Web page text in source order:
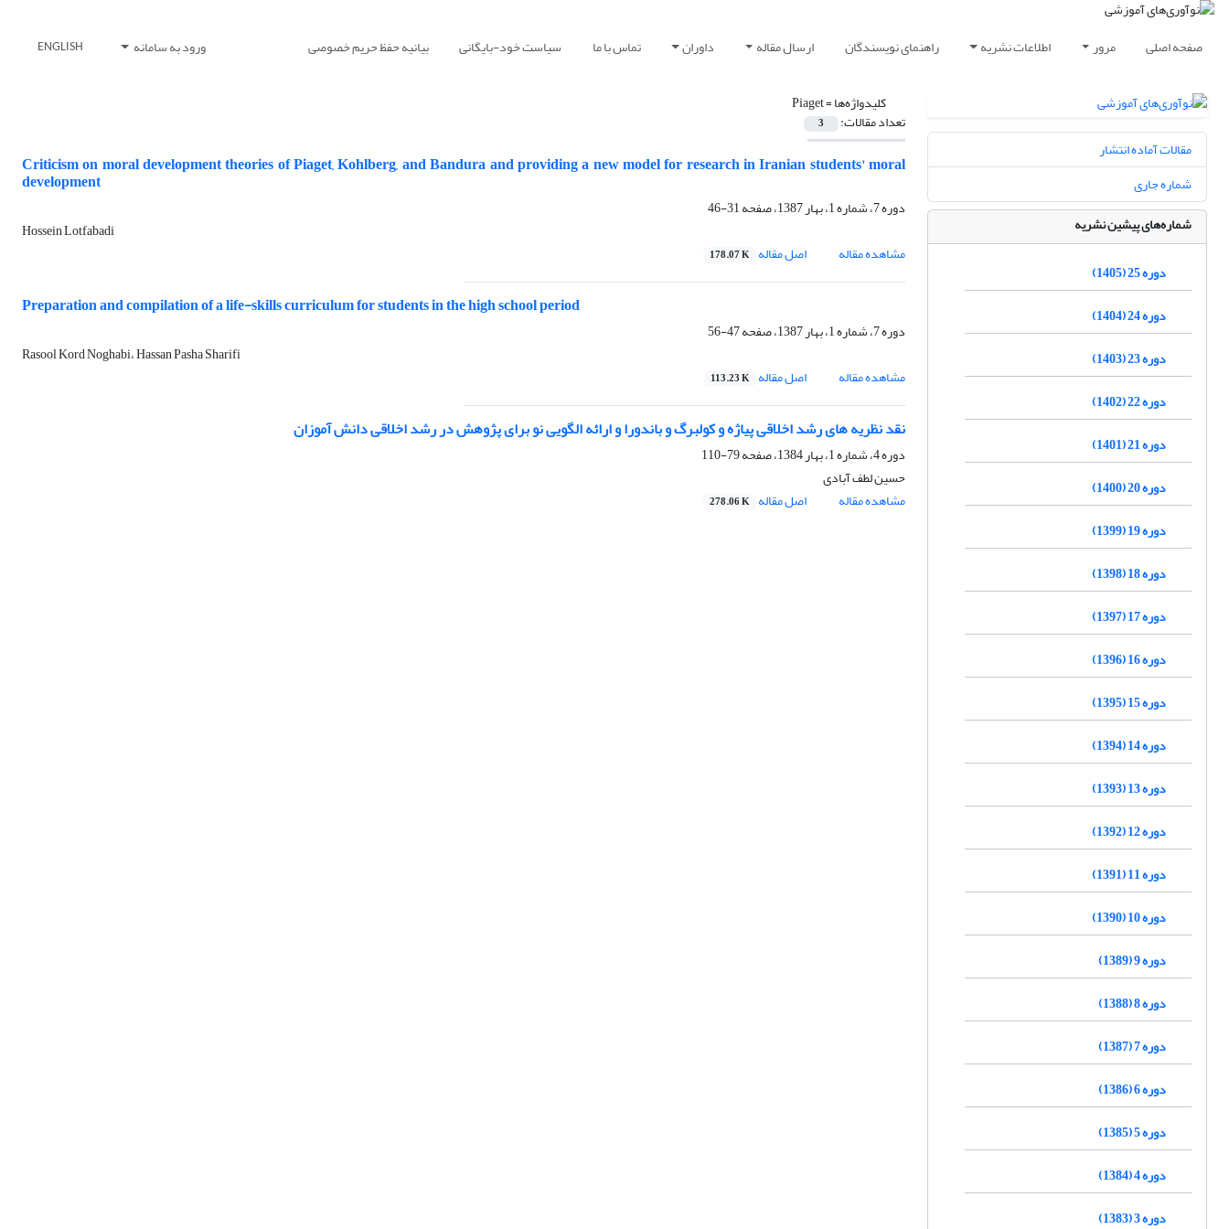
صفحه اصلی مرور اطلاعات نشریه راهنمای نویسندگان ارسال مقاله داوران تماس با ما سیاست خود-بایگانی بیانیه حفظ حریم خصوصی ورود به سامانه ENGLISH
کلیدواژه‌ها =Piaget
تعداد مقالات: 3
Criticism on moral development theories of Piaget, Kohlberg, and Bandura and providing a new model for research in Iranian students' moral
development
دوره 7، شماره 1، بهار 1387، صفحه
31-46
Hossein Lotfabadi
مشاهده مقاله
اصل مقاله 178.07 K
Preparation and compilation of a life-skills curriculum for students in the high school period
دوره 7، شماره 1، بهار 1387، صفحه
47-56
Rasool Kord Noghabi، Hassan Pasha Sharifi
مشاهده مقاله
اصل مقاله 113.23 K
نقد نظریه های رشد اخلاقی پیاژه و کولبرگ و باندورا و ارائه الگویی نو برای پژوهش در رشد اخلاقی دانش آموزان
دوره 4، شماره 1، بهار 1384، صفحه
79-110
حسین لطف آبادی
مشاهده مقاله
اصل مقاله 278.06 K
مقالات آماده انتشار
شماره جاری
شماره‌های پیشین نشریه
دوره 25 (1405)
دوره 24 (1404)
دوره 23 (1403)
دوره 22 (1402)
دوره 21 (1401)
دوره 20 (1400)
دوره 19 (1399)
دوره 18 (1398)
دوره 17 (1397)
دوره 16 (1396)
دوره 15 (1395)
دوره 14 (1394)
دوره 13 (1393)
دوره 12 (1392)
دوره 11 (1391)
دوره 10 (1390)
دوره 9 (1389)
دوره 8 (1388)
دوره 7 (1387)
دوره 6 (1386)
دوره 5 (1385)
دوره 4 (1384)
دوره 3 (1383)